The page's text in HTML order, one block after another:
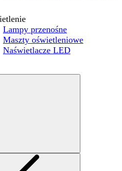
Lampy przenośne
Maszty oświetleniowe
Naświetlacze LED